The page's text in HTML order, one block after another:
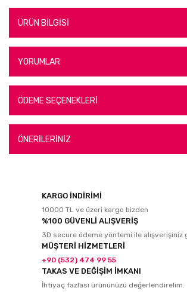
ÜRÜN BİLGİSİ
YORUMLAR
ÖDEME SEÇENEKLERİ
ÖNERİLERİNİZ
KARGO İNDİRİMİ
10000 TL ve üzeri kargo bizden
%100 GÜVENLİ ALIŞVERİŞ
3D secure ödeme yöntemi ile alışverişiniz
MÜŞTERİ HİZMETLERİ
+90 (532) 474 99 55
TAKAS VE DEĞİŞİM İMKANI
İhtiyaç fazlası ürününüzü değerlendirelim.